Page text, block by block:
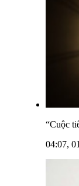
“Cuộc
04:07,